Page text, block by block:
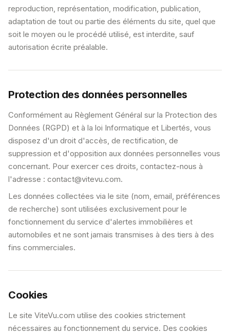
reproduction, représentation, modification, publication,
adaptation de tout ou partie des éléments du site, quel que
soit le moyen ou le procédé utilisé, est interdite, sauf
autorisation écrite préalable.
Protection des données personnelles
Conformément au Règlement Général sur la Protection des
Données (RGPD) et à la loi Informatique et Libertés, vous
disposez d'un droit d'accès, de rectification, de
suppression et d'opposition aux données personnelles vous
concernant. Pour exercer ces droits, contactez-nous à
l'adresse : contact@vitevu.com.
Les données collectées via le site (nom, email, préférences
de recherche) sont utilisées exclusivement pour le
fonctionnement du service d'alertes immobilières et
automobiles et ne sont jamais transmises à des tiers à des
fins commerciales.
Cookies
Le site ViteVu.com utilise des cookies strictement
nécessaires au fonctionnement du service. Des cookies